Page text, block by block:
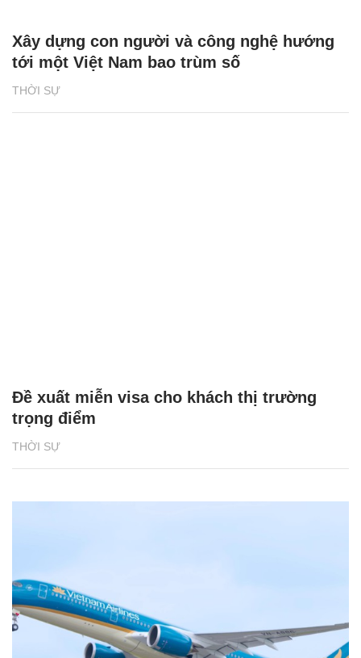
THỜI SỰ
Xây dựng con người và công nghệ hướng
tới một Việt Nam bao trùm số
THỜI SỰ
Đề xuất miễn visa cho khách thị trường
trọng điểm